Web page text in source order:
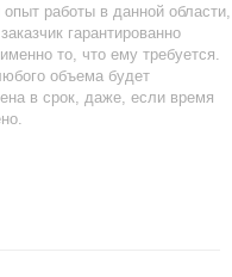
работы в данной области,
гарантированно
то, что ему требуется.
объема будет
в срок, даже, если время